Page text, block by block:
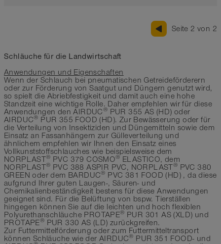
Seite 2 von 2
Schläuche für die Landwirtschaft
Anwendungen und Eigenschaften
Wenn der Schlauch bei pneumatischen Getreideförderern
oder zur Förderung von Saatgut und Düngern genutzt wird,
so spielt die Abriebfestigkeit und damit auch eine hohe
Standzeit eine wichtige Rolle. Daher empfehlen wir für diese
Anwendungen den AIRDUC® PUR 355 AS (HD) oder
AIRDUC® PUR 355 FOOD (HD). Zur Bewässerung oder für
die Verteilung von Insektiziden und Düngemitteln sowie dem
Einsatz an Fassanhängern zur Gülleverteilung und
ähnlichem empfehlen wir Ihnen den Einsatz eines
Vollkunststoffschlauches wie beispielsweise dem
NORPLAST® PVC 379 COSMO® ELASTICO, dem
NORPLAST® PVC 388 ASPIR PVC, NORPLAST® PVC 380
GREEN oder dem BARDUC® PVC 381 FOOD (HD) , da diese
aufgrund Ihrer guten Laugen-, Säuren- und
Chemikalienbeständigkeit bestens für diese Anwendungen
geeignet sind. Für die Belüftung von bspw. Tierställen
hingegen können Sie auf die leichten und hoch flexiblen
Polyurethanschläuche PROTAPE® PUR 301 AS (XLD) und
PROTAPE® PUR 330 AS (LD) zurückgreifen.
Zur Futtermittelförderung oder zum Futtermitteltransport
können Schläuche wie der AIRDUC® PUR 351 FOOD- und